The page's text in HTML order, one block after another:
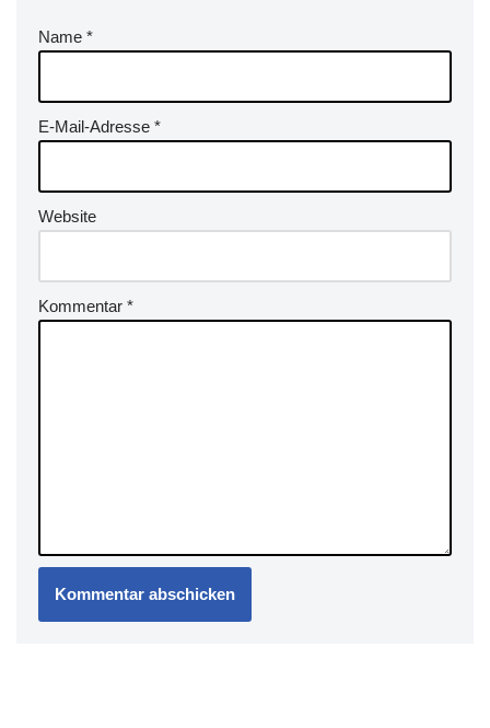
Name *
E-Mail-Adresse *
Website
Kommentar *